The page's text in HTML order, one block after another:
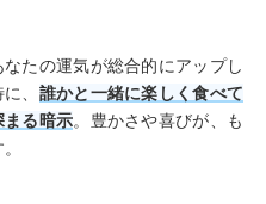
たの運気が総合的にアップし
、 誰かと一緒に楽しく食べて
まる暗示。豊かさや喜びが、も